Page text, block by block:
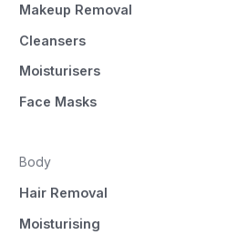
Makeup Removal
Cleansers
Moisturisers
Face Masks
Body
Hair Removal
Moisturising